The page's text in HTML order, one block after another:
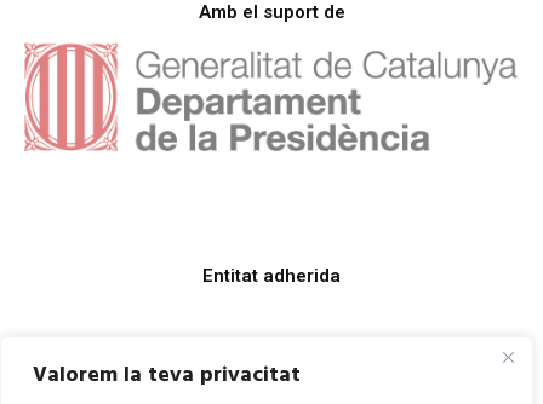
Valorem la teva privacitat
Amb el suport de
Entitat adherida